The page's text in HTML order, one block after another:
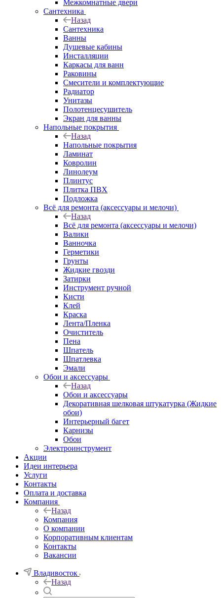
Межкомнатные двери
Сантехника
Назад
Сантехника
Ванны
Душевые кабины
Инсталляции
Каркасы для ванн
Раковины
Смесители и комплектующие
Радиатор
Унитазы
Полотенцесушитель
Экран для ванны
Напольные покрытия
Назад
Напольные покрытия
Ламинат
Ковролин
Линолеум
Плинтус
Плитка ПВХ
Подложка
Всё для ремонта (аксессуары и мелочи)
Назад
Всё для ремонта (аксессуары и мелочи)
Валики
Ванночка
Герметики
Грунты
Жидкие гвозди
Затирки
Инструмент ручной
Кисти
Клей
Краска
Лента/Пленка
Очиститель
Пена
Шпатель
Шпатлевка
Эмали
Обои и аксессуары
Назад
Обои и аксессуары
Декоративная шелковая штукатурка (Жидкие
обои)
Интерьерный багет
Карнизы
Обои
Электроинструмент
Акции
Идеи интерьера
Услуги
Контакты
Оплата и доставка
Компания
Назад
Компания
О компании
Корпоративным клиентам
Контакты
Вакансии
Владивосток
Назад